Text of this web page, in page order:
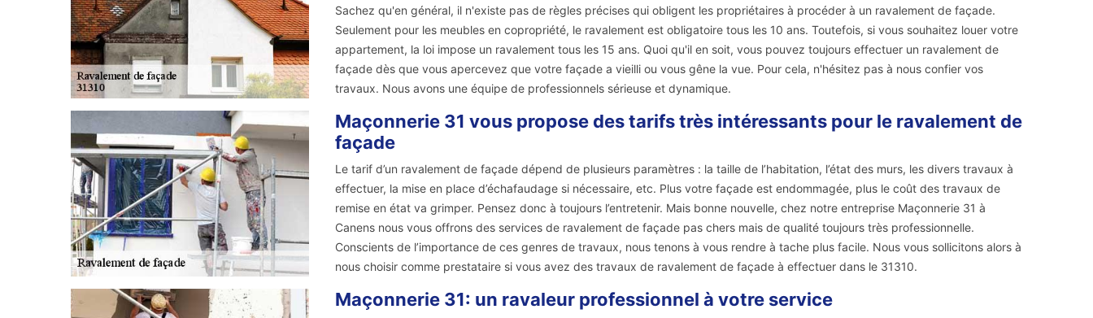
Sachez qu'en général, il n'existe pas de règles précises qui obligent les propriétaires à procéder à un ravalement de façade.
Seulement pour les meubles en copropriété, le ravalement est obligatoire tous les 10 ans. Toutefois, si vous souhaitez louer votre
appartement, la loi impose un ravalement tous les 15 ans. Quoi qu'il en soit, vous pouvez toujours effectuer un ravalement de
façade dès que vous apercevez que votre façade a vieilli ou vous gêne la vue. Pour cela, n'hésitez pas à nous confier vos
travaux. Nous avons une équipe de professionnels sérieuse et dynamique.
Maçonnerie 31 vous propose des tarifs très intéressants pour le ravalement de
façade
Le tarif d’un ravalement de façade dépend de plusieurs paramètres : la taille de l’habitation, l’état des murs, les divers travaux à
effectuer, la mise en place d’échafaudage si nécessaire, etc. Plus votre façade est endommagée, plus le coût des travaux de
remise en état va grimper. Pensez donc à toujours l’entretenir. Mais bonne nouvelle, chez notre entreprise Maçonnerie 31 à
Canens nous vous offrons des services de ravalement de façade pas chers mais de qualité toujours très professionnelle.
Conscients de l’importance de ces genres de travaux, nous tenons à vous rendre à tache plus facile. Nous vous sollicitons alors à
nous choisir comme prestataire si vous avez des travaux de ravalement de façade à effectuer dans le 31310.
Maçonnerie 31: un ravaleur professionnel à votre service